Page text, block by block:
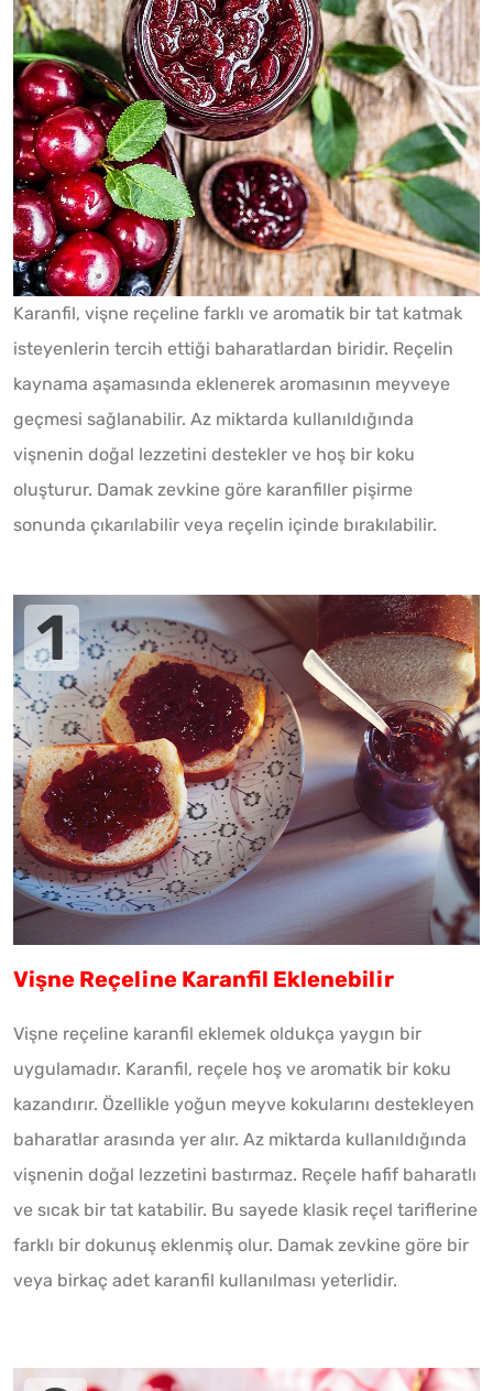
Karanfil, vişne reçeline farklı ve aromatik bir tat katmak
isteyenlerin tercih ettiği baharatlardan biridir. Reçelin
kaynama aşamasında eklenerek aromasının meyveye
geçmesi sağlanabilir. Az miktarda kullanıldığında
vişnenin doğal lezzetini destekler ve hoş bir koku
oluşturur. Damak zevkine göre karanfiller pişirme
sonunda çıkarılabilir veya reçelin içinde bırakılabilir.
Vişne Reçeline Karanfil Eklenebilir
Vişne reçeline karanfil eklemek oldukça yaygın bir
uygulamadır. Karanfil, reçele hoş ve aromatik bir koku
kazandırır. Özellikle yoğun meyve kokularını destekleyen
baharatlar arasında yer alır. Az miktarda kullanıldığında
vişnenin doğal lezzetini bastırmaz. Reçele hafif baharatlı
ve sıcak bir tat katabilir. Bu sayede klasik reçel tariflerine
farklı bir dokunuş eklenmiş olur. Damak zevkine göre bir
veya birkaç adet karanfil kullanılması yeterlidir.